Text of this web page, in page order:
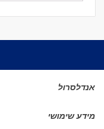
אנדלסרול
מידע שימושי